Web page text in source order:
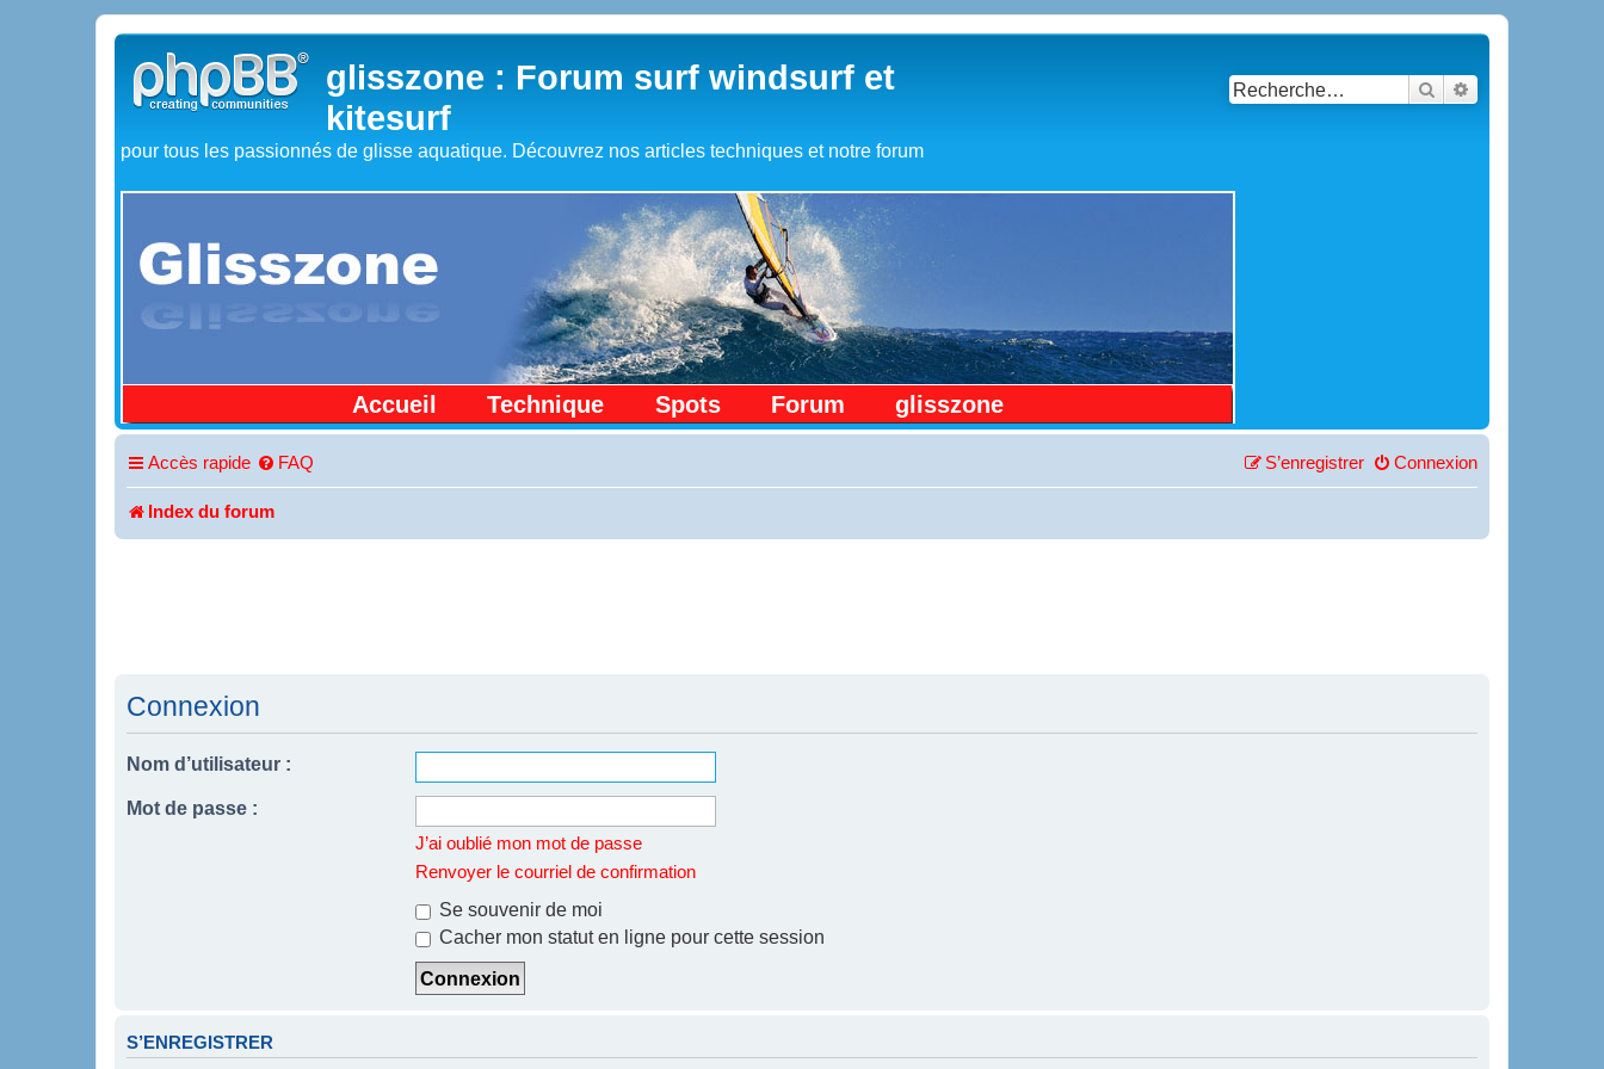
glisszone : Forum surf windsurf et
kitesurf
pour tous les passionnés de glisse aquatique. Découvrez nos articles techniques et notre forum
Accueil Technique Spots Forum glisszone
Rechercher
Accès rapide FAQ Connexion
S’enregistrer
Index du forum
Connexion
Nom d’utilisateur :
Mot de passe :
J’ai oublié mon mot de passe
Renvoyer le courriel de confirmation
Se souvenir de moi
Cacher mon statut en ligne pour cette session
S’ENREGISTRER